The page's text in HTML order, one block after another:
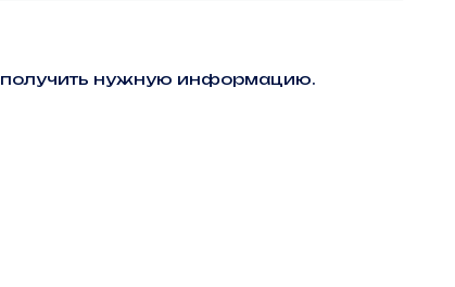
получить нужную информацию.